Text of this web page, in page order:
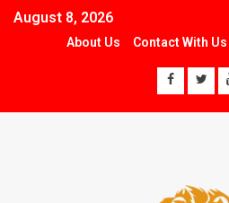
August 8, 2026
About Us Contact With Us